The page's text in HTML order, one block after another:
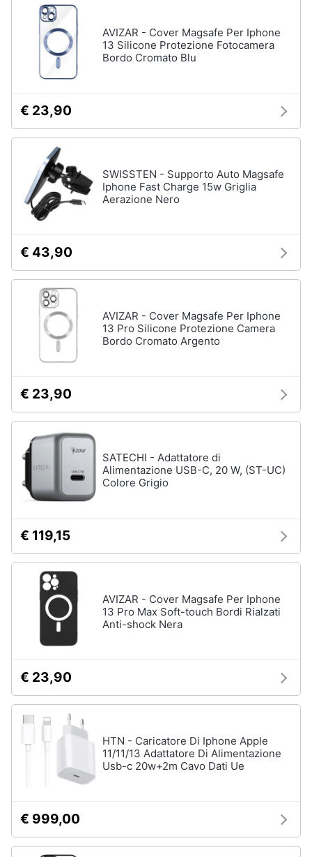
AVIZAR - Cover Magsafe Per Iphone
13 Silicone Protezione Fotocamera
Bordo Cromato Blu
€ 23,90
SWISSTEN - Supporto Auto Magsafe
Iphone Fast Charge 15w Griglia
Aerazione Nero
€ 43,90
AVIZAR - Cover Magsafe Per Iphone
13 Pro Silicone Protezione Camera
Bordo Cromato Argento
€ 23,90
SATECHI - Adattatore di
Alimentazione USB-C, 20 W, (ST-UC)
Colore Grigio
€ 119,15
AVIZAR - Cover Magsafe Per Iphone
13 Pro Max Soft-touch Bordi Rialzati
Anti-shock Nera
€ 23,90
HTN - Caricatore Di Iphone Apple
11/11/13 Adattatore Di Alimentazione
Usb-c 20w+2m Cavo Dati Ue
€ 999,00